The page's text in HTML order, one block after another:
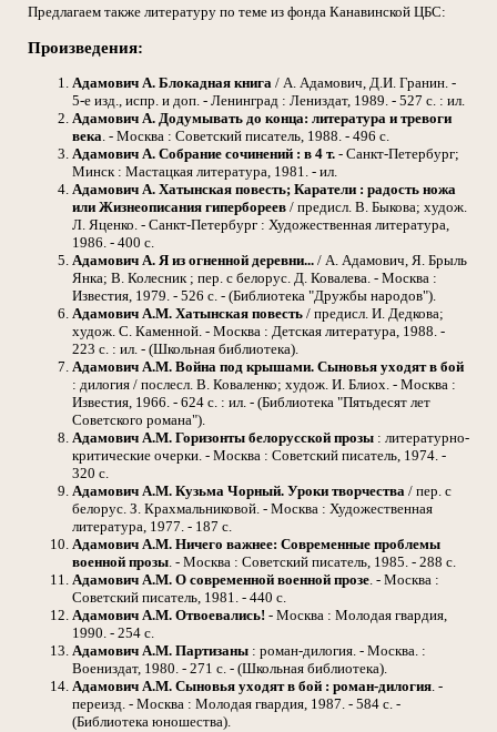
Предлагаем также литературу по теме из фонда Канавинской ЦБС:
Произведения:
Адамович А. Блокадная книга / А. Адамович, Д.И. Гранин. -
5-е изд., испр. и доп. - Ленинград : Лениздат, 1989. - 527 с. : ил.
Адамович А. Додумывать до конца: литература и тревоги
века. - Москва : Советский писатель, 1988. - 496 с.
Адамович А. Собрание сочинений : в 4 т. - Санкт-Петербург;
Минск : Мастацкая литература, 1981. - ил.
Адамович А. Хатынская повесть; Каратели : радость ножа
или Жизнеописания гипербореев / предисл. В. Быкова; худож.
Л. Яценко. - Санкт-Петербург : Художественная литература,
1986. - 400 с.
Адамович А. Я из огненной деревни... / А. Адамович, Я. Брыль
Янка; В. Колесник ; пер. с белорус. Д. Ковалева. - Москва :
Известия, 1979. - 526 с. - (Библиотека "Дружбы народов").
Адамович А.М. Хатынская повесть / предисл. И. Дедкова;
худож. С. Каменной. - Москва : Детская литература, 1988. -
223 с. : ил. - (Школьная библиотека).
Адамович А.М. Война под крышами. Сыновья уходят в бой
: дилогия / послесл. В. Коваленко; худож. И. Блиох. - Москва :
Известия, 1966. - 624 с. : ил. - (Библиотека "Пятьдесят лет
Советского романа").
Адамович А.М. Горизонты белорусской прозы : литературно-
критические очерки. - Москва : Советский писатель, 1974. -
320 с.
Адамович А.М. Кузьма Чорный. Уроки творчества / пер. с
белорус. З. Крахмальниковой. - Москва : Художественная
литература, 1977. - 187 с.
Адамович А.М. Ничего важнее: Современные проблемы
военной прозы. - Москва : Советский писатель, 1985. - 288 с.
Адамович А.М. О современной военной прозе. - Москва :
Советский писатель, 1981. - 440 с.
Адамович А.М. Отвоевались! - Москва : Молодая гвардия,
1990. - 254 с.
Адамович А.М. Партизаны : роман-дилогия. - Москва. :
Воениздат, 1980. - 271 с. - (Школьная библиотека).
Адамович А.М. Сыновья уходят в бой : роман-дилогия. -
переизд. - Москва : Молодая гвардия, 1987. - 584 с. -
(Библиотека юношества).